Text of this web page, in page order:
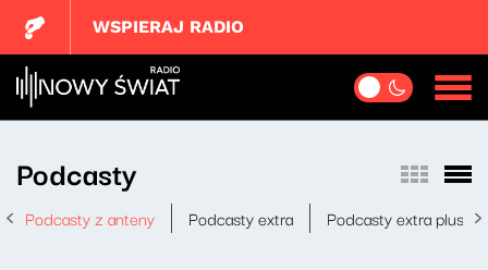
WSPIERAJ RADIO
Podcasty
Podcasty z anteny Podcasty extra Podcasty extra plus